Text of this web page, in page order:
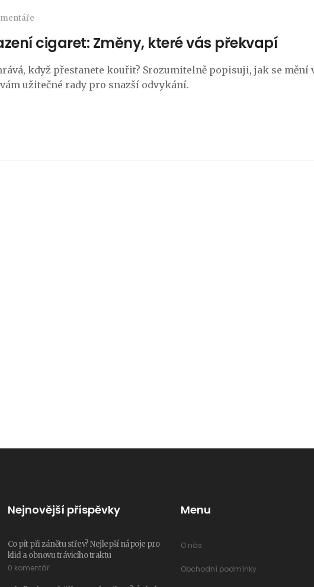
cigaret: Změny, které vás překvapí
když přestanete kouřit? Srozumitelně popisuji, jak se mění
užitečné rady pro snazší odvykání.
Nejnovější příspěvky
Co pít při zánětu střev? Nejlepší nápoje pro
klid a obnovu trávicího traktu
0 komentář
Menu
O nás
Obchodní podmínky